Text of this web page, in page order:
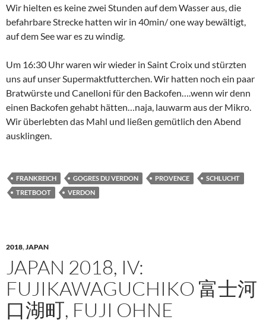
Wir hielten es keine zwei Stunden auf dem Wasser aus, die
befahrbare Strecke hatten wir in 40min/ one way bewältigt,
auf dem See war es zu windig.
Um 16:30 Uhr waren wir wieder in Saint Croix und stürzten
uns auf unser Supermaktfutterchen. Wir hatten noch ein paar
Bratwürste und Canelloni für den Backofen….wenn wir denn
einen Backofen gehabt hätten…naja, lauwarm aus der Mikro.
Wir überlebten das Mahl und ließen gemütlich den Abend
ausklingen.
FRANKREICH GOGRES DU VERDON PROVENCE
SCHLUCHT
TRETBOOT
VERDON
2018,JAPAN
JAPAN 2018, IV:
FUJIKAWAGUCHIKO 富士河
口湖町, FUJI OHNE